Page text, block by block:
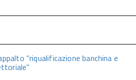
"riqualificazione banchina e